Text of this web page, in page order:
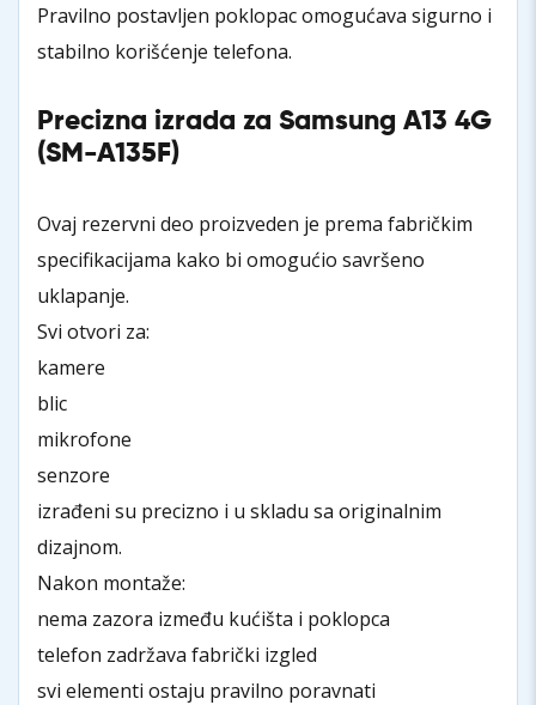
Pravilno postavljen poklopac omogućava sigurno i
stabilno korišćenje telefona.
Precizna izrada za Samsung A13 4G
(SM-A135F)
Ovaj rezervni deo proizveden je prema fabričkim
specifikacijama kako bi omogućio savršeno
uklapanje.
Svi otvori za:
kamere
blic
mikrofone
senzore
izrađeni su precizno i u skladu sa originalnim
dizajnom.
Nakon montaže:
nema zazora između kućišta i poklopca
telefon zadržava fabrički izgled
svi elementi ostaju pravilno poravnati